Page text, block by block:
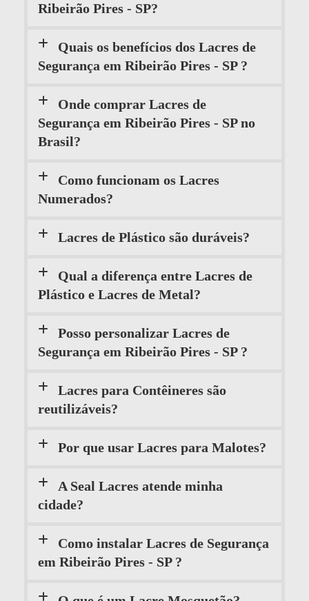
Ribeirão Pires - SP?
Quais os benefícios dos Lacres de
Segurança em Ribeirão Pires - SP ?
Onde comprar Lacres de
Segurança em Ribeirão Pires - SP no
Brasil?
Como funcionam os Lacres
Numerados?
Lacres de Plástico são duráveis?
Qual a diferença entre Lacres de
Plástico e Lacres de Metal?
Posso personalizar Lacres de
Segurança em Ribeirão Pires - SP ?
Lacres para Contêineres são
reutilizáveis?
Por que usar Lacres para Malotes?
A Seal Lacres atende minha
cidade?
Como instalar Lacres de Segurança
em Ribeirão Pires - SP ?